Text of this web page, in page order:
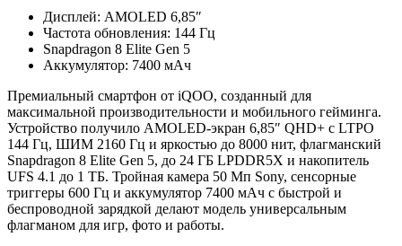
Дисплей: AMOLED 6,85″
Частота обновления: 144 Гц
Snapdragon 8 Elite Gen 5
Аккумулятор: 7400 мАч
Премиальный смартфон от iQOO, созданный для
максимальной производительности и мобильного гейминга.
Устройство получило AMOLED-экран 6,85″ QHD+ с LTPO
144 Гц, ШИМ 2160 Гц и яркостью до 8000 нит, флагманский
Snapdragon 8 Elite Gen 5, до 24 ГБ LPDDR5X и накопитель
UFS 4.1 до 1 ТБ. Тройная камера 50 Мп Sony, сенсорные
триггеры 600 Гц и аккумулятор 7400 мАч с быстрой и
беспроводной зарядкой делают модель универсальным
флагманом для игр, фото и работы.